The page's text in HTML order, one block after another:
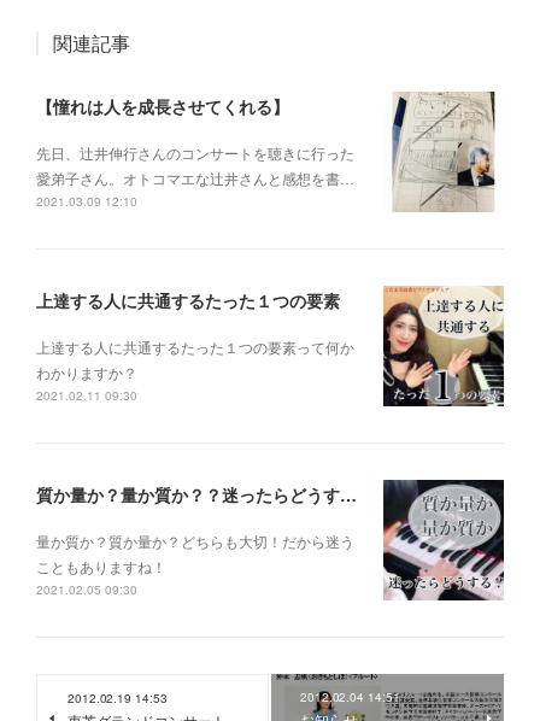
関連記事
【憧れは人を成長させてくれる】
先日、辻井伸行さんのコンサートを 聴きに行った
愛弟子さん。 オトコマエな辻井さんと 感想を書…
2021.03.09 12:10
上達する人に共通するたった１つの要素
上達する人に共通するたった１つの要素って何か
わかりますか？
2021.02.11 09:30
質か量か？量か質か？？迷ったらどうする？？？
量か質か？ 質か量か？ どちらも大切！だから迷う
こともありますね！
2021.02.05 09:30
2012.02.19 14:53 2012.02.04 14:51